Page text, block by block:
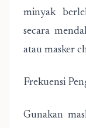
minyak
secara
atau masker
Frekuensi
Gunakan